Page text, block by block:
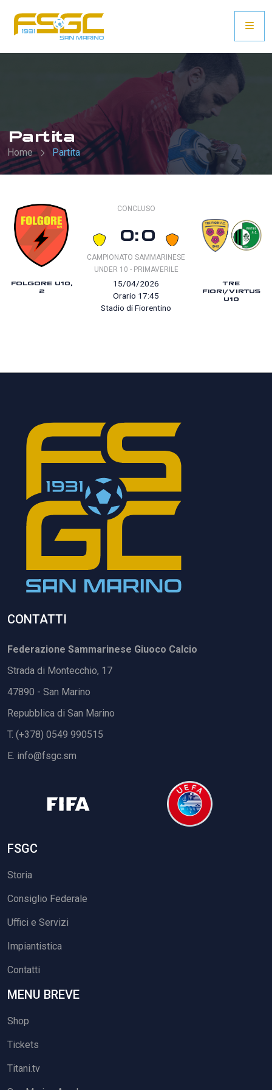
Partita
Home Partita
CONCLUSO
0:0
CAMPIONATO SAMMARINESE
UNDER 10 - PRIMAVERILE
15/04/2026
Orario 17:45
Stadio di Fiorentino
CONTATTI
Federazione Sammarinese Giuoco Calcio
Strada di Montecchio, 17
47890 - San Marino
Repubblica di San Marino
T. (+378) 0549 990515
E. info@fsgc.sm
FSGC
Storia
Consiglio Federale
Uffici e Servizi
Impiantistica
Contatti
MENU BREVE
Shop
Tickets
Titani.tv